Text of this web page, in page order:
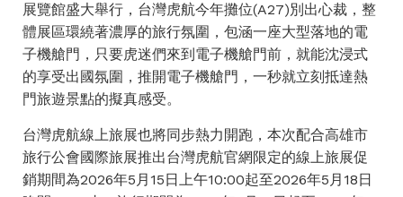
展覽館盛大舉行，台灣虎航今年攤位(A27)別出心裁，整
體展區環繞著濃厚的旅行氛圍，包涵一座大型落地的電
子機艙門，只要虎迷們來到電子機艙門前，就能沈浸式
的享受出國氛圍，推開電子機艙門，一秒就立刻抵達熱
門旅遊景點的擬真感受。
台灣虎航線上旅展也將同步熱力開跑，本次配合高雄市
旅行公會國際旅展推出台灣虎航官網限定的線上旅展促
銷期間為2026年5月15日上午10:00起至2026年5月18日